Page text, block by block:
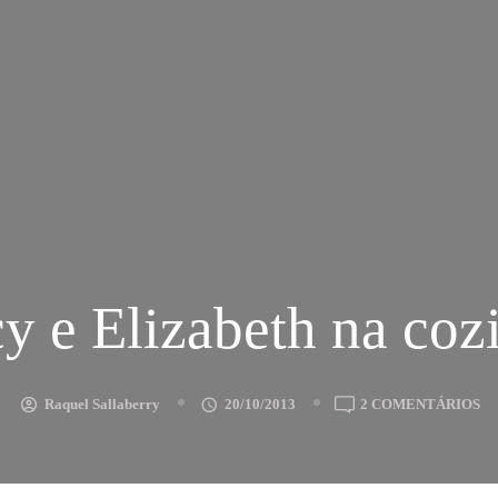
e Elizabeth na
Raquel Sallaberry 20/10/2013 2 COMENTÁRIOSEM